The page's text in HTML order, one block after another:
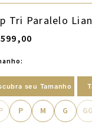
Tri Paralelo
seu Tamanho
P M G GG